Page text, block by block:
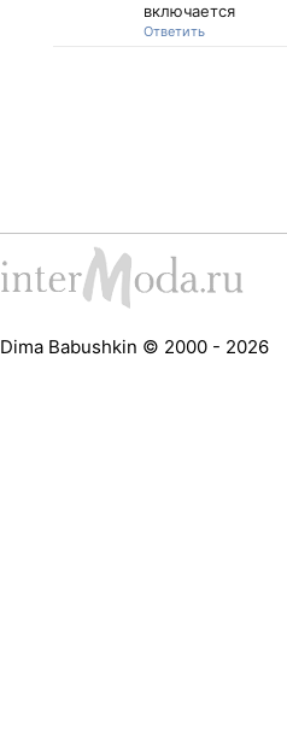
включается
Ответить
Dima Babushkin © 2000 - 2026